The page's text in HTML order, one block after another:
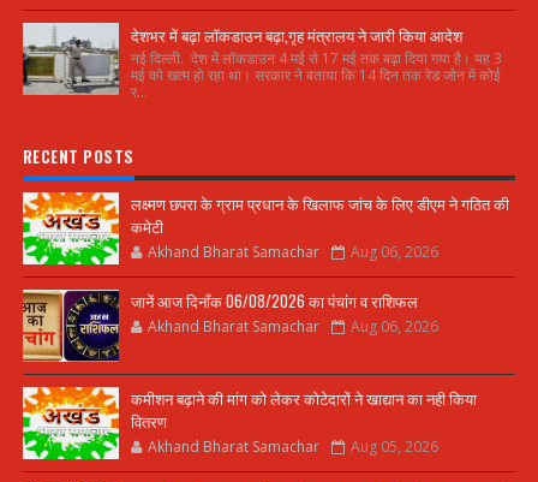
देशभर में बढ़ा लॉकडाउन बढ़ा,गृह मंत्रालय ने जारी किया आदेश
नई दिल्ली. देश में लॉकडाउन 4 मई से 17 मई तक बढ़ा दिया गया है। यह 3
मई को खत्म हो रहा था। सरकार ने बताया कि 14 दिन तक रेड जोन में कोई
र...
RECENT POSTS
लक्ष्मण छपरा के ग्राम प्रधान के खिलाफ जांच के लिए डीएम ने गठित की
कमेटी
Akhand Bharat Samachar Aug 06, 2026
जानें आज दिनाँक 06/08/2026 का पंचांग व राशिफल
Akhand Bharat Samachar Aug 06, 2026
कमीशन बढ़ाने की मांग को लेकर कोटेदारों ने खाद्यान का नही किया
वितरण
Akhand Bharat Samachar Aug 05, 2026